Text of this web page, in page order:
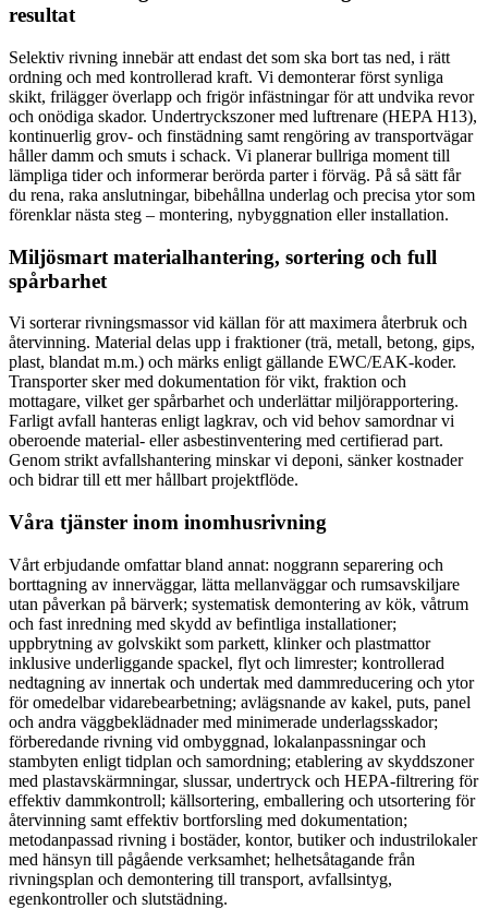
resultat
Selektiv rivning innebär att endast det som ska bort tas ned, i rätt
ordning och med kontrollerad kraft. Vi demonterar först synliga
skikt, frilägger överlapp och frigör infästningar för att undvika revor
och onödiga skador. Undertryckszoner med luftrenare (HEPA H13),
kontinuerlig grov- och finstädning samt rengöring av transportvägar
håller damm och smuts i schack. Vi planerar bullriga moment till
lämpliga tider och informerar berörda parter i förväg. På så sätt får
du rena, raka anslutningar, bibehållna underlag och precisa ytor som
förenklar nästa steg – montering, nybyggnation eller installation.
Miljösmart materialhantering, sortering och full
spårbarhet
Vi sorterar rivningsmassor vid källan för att maximera återbruk och
återvinning. Material delas upp i fraktioner (trä, metall, betong, gips,
plast, blandat m.m.) och märks enligt gällande EWC/EAK-koder.
Transporter sker med dokumentation för vikt, fraktion och
mottagare, vilket ger spårbarhet och underlättar miljörapportering.
Farligt avfall hanteras enligt lagkrav, och vid behov samordnar vi
oberoende material- eller asbestinventering med certifierad part.
Genom strikt avfallshantering minskar vi deponi, sänker kostnader
och bidrar till ett mer hållbart projektflöde.
Våra tjänster inom inomhusrivning
Vårt erbjudande omfattar bland annat: noggrann separering och
borttagning av innerväggar, lätta mellanväggar och rumsavskiljare
utan påverkan på bärverk; systematisk demontering av kök, våtrum
och fast inredning med skydd av befintliga installationer;
uppbrytning av golvskikt som parkett, klinker och plastmattor
inklusive underliggande spackel, flyt och limrester; kontrollerad
nedtagning av innertak och undertak med dammreducering och ytor
för omedelbar vidarebearbetning; avlägsnande av kakel, puts, panel
och andra väggbeklädnader med minimerade underlagsskador;
förberedande rivning vid ombyggnad, lokalanpassningar och
stambyten enligt tidplan och samordning; etablering av skyddszoner
med plastavskärmningar, slussar, undertryck och HEPA-filtrering för
effektiv dammkontroll; källsortering, emballering och utsortering för
återvinning samt effektiv bortforsling med dokumentation;
metodanpassad rivning i bostäder, kontor, butiker och industrilokaler
med hänsyn till pågående verksamhet; helhetsåtagande från
rivningsplan och demontering till transport, avfallsintyg,
egenkontroller och slutstädning.